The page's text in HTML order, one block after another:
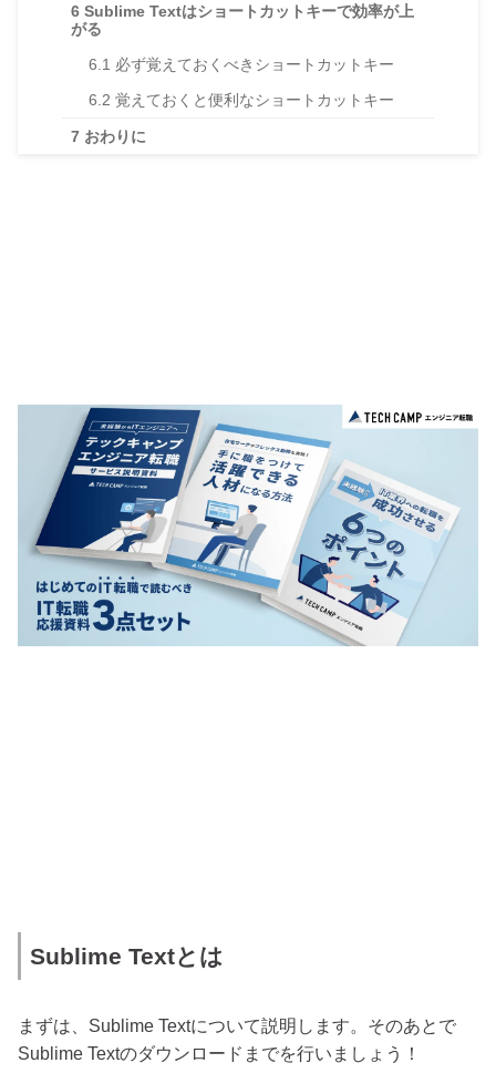
6 Sublime Textはショートカットキーで効率が上
がる
6.1 必ず覚えておくべきショートカットキー
6.2 覚えておくと便利なショートカットキー
7 おわりに
Sublime Textとは
まずは、Sublime Textについて説明します。そのあとで
Sublime Textのダウンロードまでを行いましょう！